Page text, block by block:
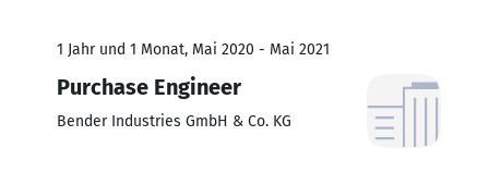
1 Jahr und 1 Monat, Mai 2020 - Mai 2021
Purchase Engineer
Bender Industries GmbH & Co. KG